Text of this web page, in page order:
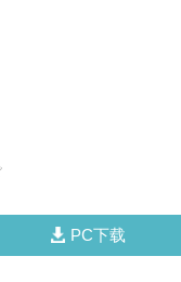
PC下载